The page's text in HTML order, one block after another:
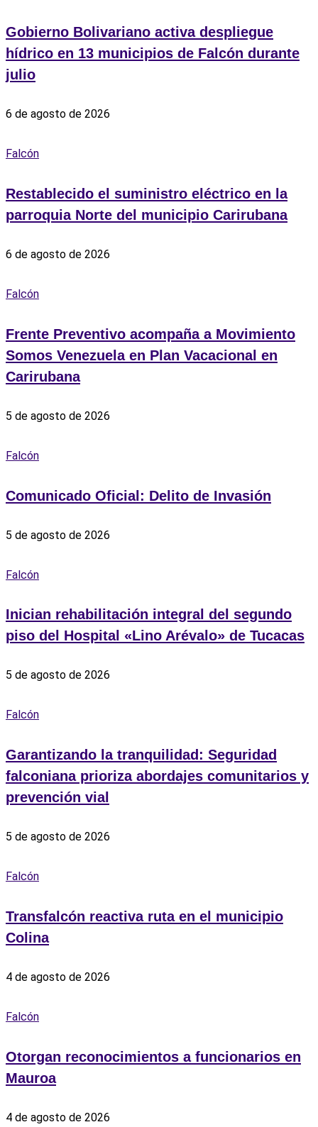
Gobierno Bolivariano activa despliegue
hídrico en 13 municipios de Falcón durante
julio
6 de agosto de 2026
Falcón
Restablecido el suministro eléctrico en la
parroquia Norte del municipio Carirubana
6 de agosto de 2026
Falcón
Frente Preventivo acompaña a Movimiento
Somos Venezuela en Plan Vacacional en
Carirubana
5 de agosto de 2026
Falcón
Comunicado Oficial: Delito de Invasión
5 de agosto de 2026
Falcón
Inician rehabilitación integral del segundo
piso del Hospital «Lino Arévalo» de Tucacas
5 de agosto de 2026
Falcón
Garantizando la tranquilidad: Seguridad
falconiana prioriza abordajes comunitarios y
prevención vial
5 de agosto de 2026
Falcón
Transfalcón reactiva ruta en el municipio
Colina
4 de agosto de 2026
Falcón
Otorgan reconocimientos a funcionarios en
Mauroa
4 de agosto de 2026